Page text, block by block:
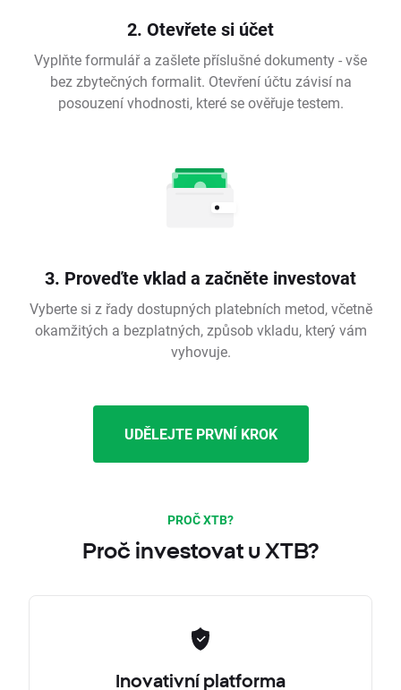
2. Otevřete si účet
Vyplňte formulář a zašlete příslušné dokumenty - vše
bez zbytečných formalit. Otevření účtu závisí na
posouzení vhodnosti, které se ověřuje testem.
3. Proveďte vklad a začněte investovat
Vyberte si z řady dostupných platebních metod, včetně
okamžitých a bezplatných, způsob vkladu, který vám
vyhovuje.
UDĚLEJTE PRVNÍ KROK
PROČ XTB?
Proč investovat u XTB?
Inovativní platforma